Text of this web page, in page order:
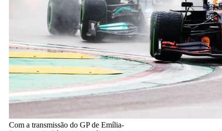
Com a transmissão do GP de Emília-